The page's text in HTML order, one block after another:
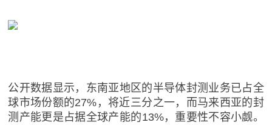
公开数据显示，东南亚地区的半导体封测业务已占全
球市场份额的27%，将近三分之一，而马来西亚的封
测产能更是占据全球产能的13%，重要性不容小觑。